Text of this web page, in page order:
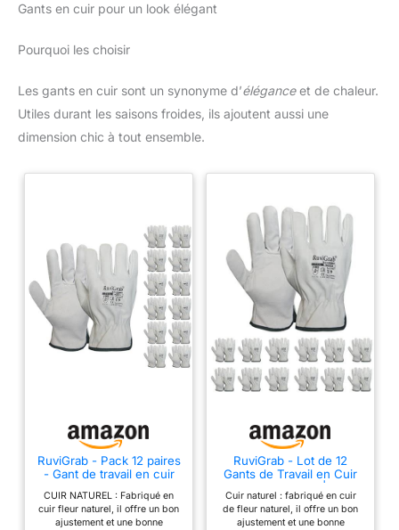
Gants en cuir pour un look élégant
Pourquoi les choisir
Les gants en cuir sont un synonyme d’éléganceet de chaleur.
Utiles durant les saisons froides, ils ajoutent aussi une
dimension chic à tout ensemble.
RuviGrab - Pack 12 paires
- Gant de travail en cuir
femmes, gants de jardin
et de construction 10
CUIR NATUREL : Fabriqué en
cuir fleur naturel, il offre un bon
ajustement et une bonne
RuviGrab - Lot de 12
Gants de Travail en Cuir
de Fleur Naturelle | Gants
de Jardinage | Gris Clair -
Taille 10
Cuir naturel : fabriqué en cuir
de fleur naturel, il offre un bon
ajustement et une bonne